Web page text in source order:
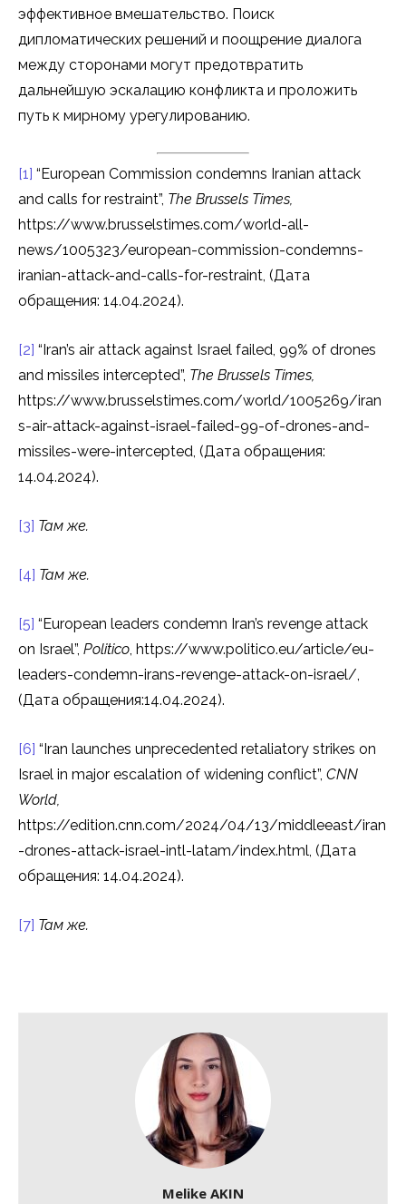
эффективное вмешательство. Поиск
дипломатических решений и поощрение диалога
между сторонами могут предотвратить
дальнейшую эскалацию конфликта и проложить
путь к мирному урегулированию.
[1] “European Commission condemns Iranian attack
and calls for restraint”, The Brussels Times,
https://www.brusselstimes.com/world-all-
news/1005323/european-commission-condemns-
iranian-attack-and-calls-for-restraint, (Дата
обращения: 14.04.2024).
[2] “Iran’s air attack against Israel failed, 99% of drones
and missiles intercepted”, The Brussels Times,
https://www.brusselstimes.com/world/1005269/iran
s-air-attack-against-israel-failed-99-of-drones-and-
missiles-were-intercepted, (Дата обращения:
14.04.2024).
[3] Там же.
[4] Там же.
[5] “European leaders condemn Iran’s revenge attack
on Israel”, Politico, https://www.politico.eu/article/eu-
leaders-condemn-irans-revenge-attack-on-israel/,
(Дата обращения:14.04.2024).
[6] “Iran launches unprecedented retaliatory strikes on
Israel in major escalation of widening conflict”, CNN
World,
https://edition.cnn.com/2024/04/13/middleeast/iran
-drones-attack-israel-intl-latam/index.html, (Дата
обращения: 14.04.2024).
[7] Там же.
Melike AKIN